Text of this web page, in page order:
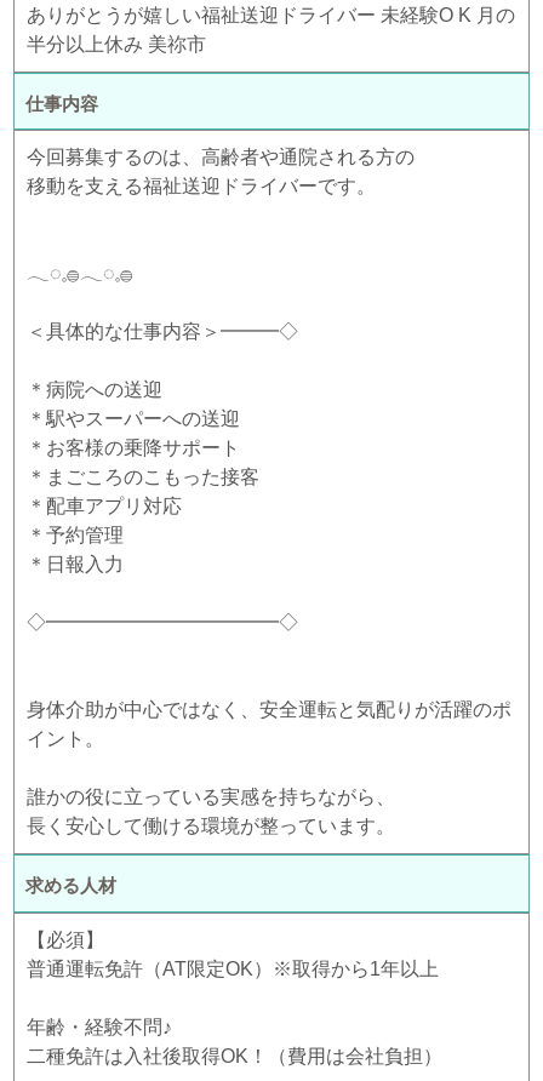
ありがとうが嬉しい福祉送迎ドライバー 未経験O K 月の
半分以上休み 美祢市
仕事内容
今回募集するのは、高齢者や通院される方の
移動を支える福祉送迎ドライバーです。
𓂃◌𓈒𓐍𓂃◌𓈒𓐍
＜具体的な仕事内容＞━━━◇
＊病院への送迎
＊駅やスーパーへの送迎
＊お客様の乗降サポート
＊まごころのこもった接客
＊配車アプリ対応
＊予約管理
＊日報入力
◇━━━━━━━━━━━━◇
身体介助が中心ではなく、安全運転と気配りが活躍のポ
イント。
誰かの役に立っている実感を持ちながら、
長く安心して働ける環境が整っています。
求める人材
【必須】
普通運転免許（AT限定OK）※取得から1年以上
年齢・経験不問♪
二種免許は入社後取得OK！（費用は会社負担）